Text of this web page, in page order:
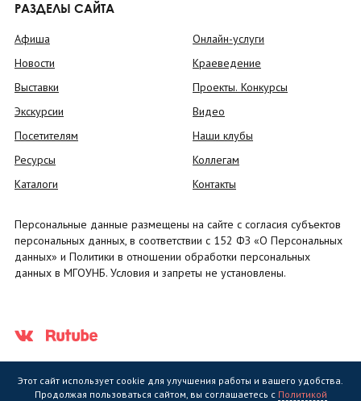
РАЗДЕЛЫ САЙТА
Афиша
Новости
Выставки
Экскурсии
Посетителям
Ресурсы
Каталоги
Онлайн-услуги
Краеведение
Проекты. Конкурсы
Видео
Наши клубы
Коллегам
Контакты
Персональные данные размещены на сайте с согласия субъектов
персональных данных, в соответствии с 152 ФЗ «О Персональных
данных» и Политики в отношении обработки персональных
данных в МГОУНБ. Условия и запреты не установлены.
Этот сайт использует cookie для улучшения работы и вашего удобства.
Продолжая пользоваться сайтом, вы соглашаетесь с Политикой